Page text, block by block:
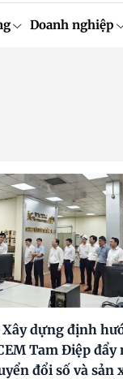
Doanh nghiệp
Xây dựng định
Tam Điệp đẩy
đổi số và sản